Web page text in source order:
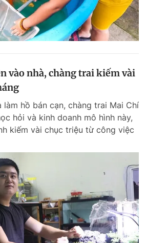
vào nhà, chàng trai kiếm vài
hồ bán cạn, chàng trai Mai Chí
hỏi và kinh doanh mô hình này,
kiếm vài chục triệu từ công việc